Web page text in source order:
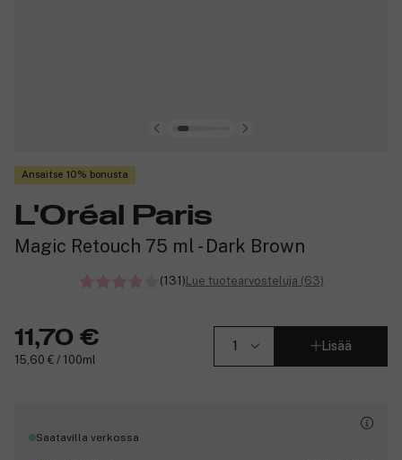
Ansaitse 10% bonusta
L'Oréal Paris
Magic Retouch 75 ml - Dark Brown
(131)Lue tuotearvosteluja (63)
11,70 €
15,60 € / 100ml
Lisää
Saatavilla verkossa